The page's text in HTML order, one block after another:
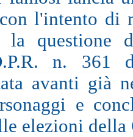
con l'intento di
la questione
n. 361
avanti già
e
elezioni